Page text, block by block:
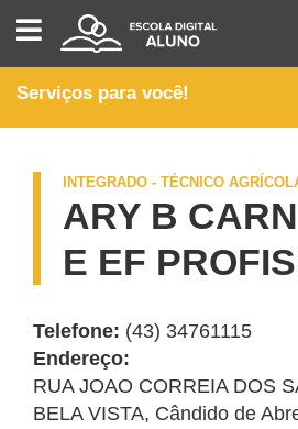
ITINERÁRIOS
FORMATIVOS
DA
FORMAÇÃO
TÉCNICA
E
Serviços para você!
INTEGRADO - TÉCNICO
ARY B
E EF PROFIS
Telefone: (43) 34761115
Endereço:
RUA JOAO CORREIA DOS
BELA VISTA, Cândido de